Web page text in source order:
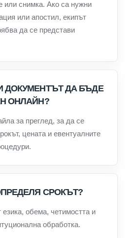
или снимка. Ако са нужни
или апостил, екипът
да се представи
ДОКУМЕНТЪТ ДА БЪДЕ
ОНЛАЙН?
за преглед, за да се
цената и евентуалните
СРОКЪТ?
езика, обема, четимостта и
обработка.